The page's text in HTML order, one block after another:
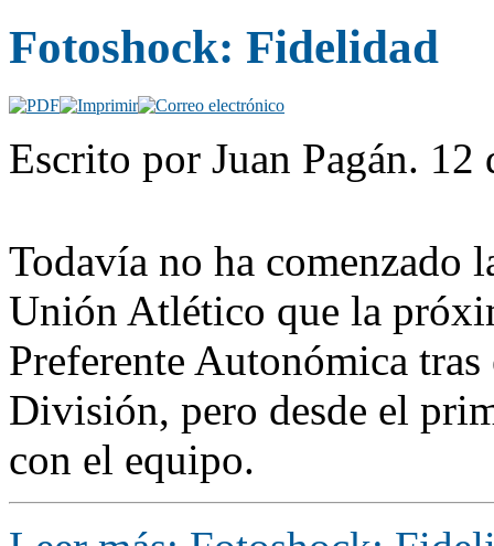
Fotoshock: Fidelidad
Escrito por Juan Pagán. 12
Todavía no ha comenzado
Unión Atlético que la
Preferente Autonómica
División, pero desde el
con el equipo.